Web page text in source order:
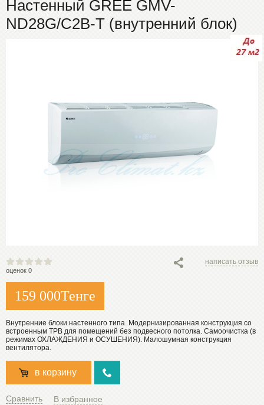
Настенный GREE GMV-
ND28G/C2B-T (внутренний блок)
оценок 0
написать отзыв
159 000Тенге
Внутренние блоки настенного типа. Модернизированная конструкция со
встроенным ТРВ для помещений без подвесного потолка. Самоочистка (в
режимах ОХЛАЖДЕНИЯ и ОСУШЕНИЯ). Малошумная конструкция
вентилятора.
в корзину
Сравнить
В избранное